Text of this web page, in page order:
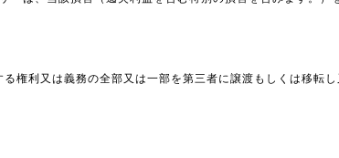
権利又は義務の全部又は一部を第三者に譲渡もしくは移転